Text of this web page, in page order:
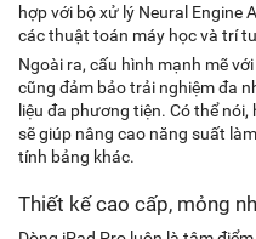
hợp với bộ xử lý Neural Engine
các thuật toán máy học và trí
Ngoài ra, cấu hình mạnh mẽ
cũng đảm bảo trải nghiệm đa
liệu đa phương tiện. Có thể
sẽ giúp nâng cao năng suất
tính bảng khác.
Thiết kế cao cấp, mỏng